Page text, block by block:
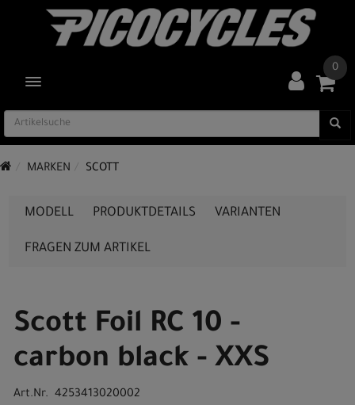
TOGGLE NAVIGATION
0
MARKEN SCOTT
MODELL PRODUKTDETAILS VARIANTEN
FRAGEN ZUM ARTIKEL
Scott Foil RC 10 -
carbon black - XXS
Art.Nr. 4253413020002